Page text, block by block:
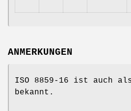
ANMERKUNGEN
ISO 8859-16 ist auch
bekannt.